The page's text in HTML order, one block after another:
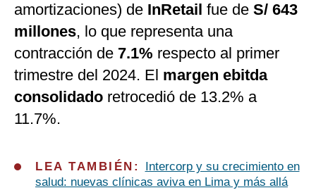
amortizaciones) de InRetail fue de S/ 643
millones, lo que representa una
contracción de 7.1% respecto al primer
trimestre del 2024. El margen ebitda
consolidado retrocedió de 13.2% a
11.7%.
LEA TAMBIÉN:
Intercorp y su crecimiento en
salud: nuevas clínicas aviva en Lima y más allá